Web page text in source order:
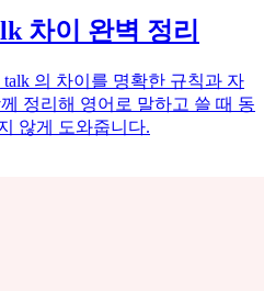
차이 완벽 정리
talk 의 차이를 명확한 규칙과 자
정리해 영어로 말하고 쓸 때 동
않게 도와줍니다.